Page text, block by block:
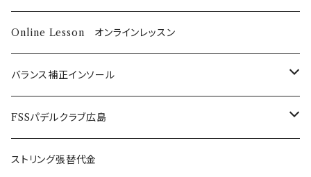
Babolat
Bαbolat
Online Lesson オンラインレッスン
バランス補正インソール
ノンオーダーメイド
SUPER BLITZ
Platform-Sport フルオーダーメイド
FSSパデルクラブ広島
年間利用登録費
ストリング張替代金